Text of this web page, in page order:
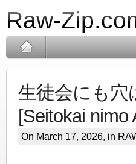
Raw-
生徒会にも穴
[Seitokai nimo
On March 17, 2026, in